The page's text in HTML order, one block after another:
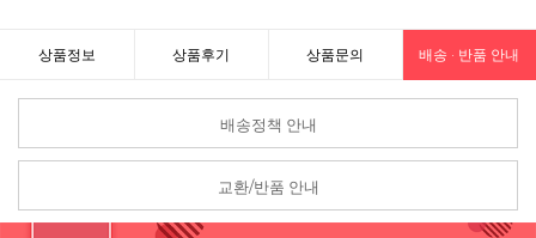
상품정보 상품후기 상품문의 배송 · 반품 안내
배송정책 안내
교환/반품 안내